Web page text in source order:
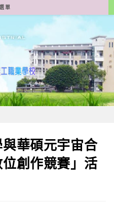
單
華碩元宇宙合
創作競賽」活